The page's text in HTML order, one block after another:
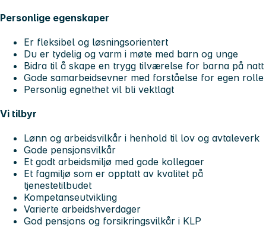
Personlige egenskaper
Er fleksibel og løsningsorientert
Du er tydelig og varm i møte med barn og unge
Bidra til å skape en trygg tilværelse for barna på natt
Gode samarbeidsevner med forståelse for egen rolle
Personlig egnethet vil bli vektlagt
Vi tilbyr
Lønn og arbeidsvilkår i henhold til lov og avtaleverk
Gode pensjonsvilkår
Et godt arbeidsmiljø med gode kollegaer
Et fagmiljø som er opptatt av kvalitet på
tjenestetilbudet
Kompetanseutvikling
Varierte arbeidshverdager
God pensjons og forsikringsvilkår i KLP